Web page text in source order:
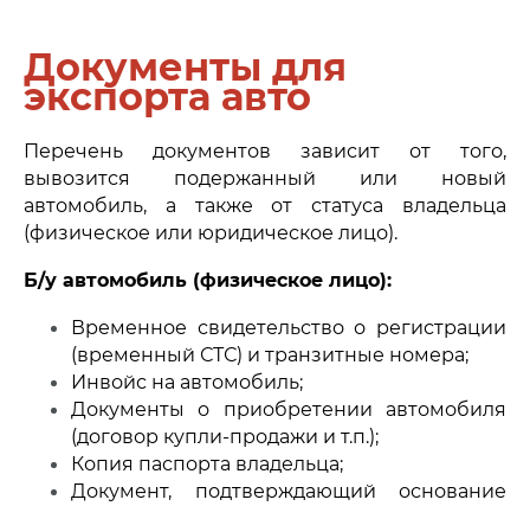
Документы для
экспорта авто
Перечень документов зависит от того,
вывозится подержанный или новый
автомобиль, а также от статуса владельца
(физическое или юридическое лицо).
Б/у автомобиль (физическое лицо):
Временное свидетельство о регистрации
(временный СТС) и транзитные номера;
Инвойс на автомобиль;
Документы о приобретении автомобиля
(договор купли-продажи и т.п.);
Копия паспорта владельца;
Документ, подтверждающий основание